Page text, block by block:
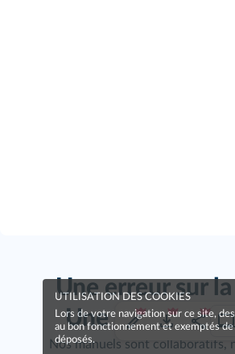
Une erreur sur la
Une idée à
Nos manuels sont collaboratifs,
UTILISATION DES COOKIES
Lors de votre navigation sur ce site,
au bon fonctionnement et exemptés
déposés.